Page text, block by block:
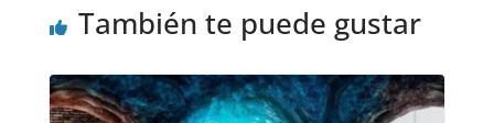
También te puede gustar